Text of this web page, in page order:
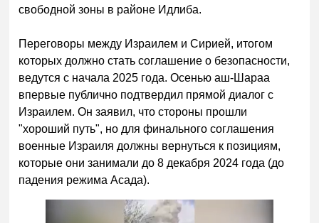
свободной зоны в районе Идлиба.
Переговоры между Израилем и Сирией, итогом
которых должно стать соглашение о безопасности,
ведутся с начала 2025 года. Осенью аш-Шараа
впервые публично подтвердил прямой диалог с
Израилем. Он заявил, что стороны прошли
"хороший путь", но для финального соглашения
военные Израиля должны вернуться к позициям,
которые они занимали до 8 декабря 2024 года (до
падения режима Асада).